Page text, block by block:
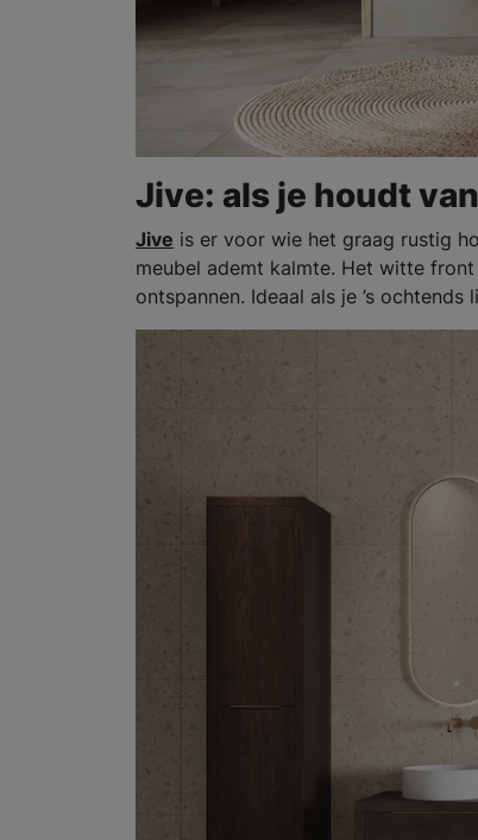
Jive: als je houdt
Jive is er voor wie het graag rustig
meubel ademt kalmte. Het witte
ontspannen. Ideaal als je ’s